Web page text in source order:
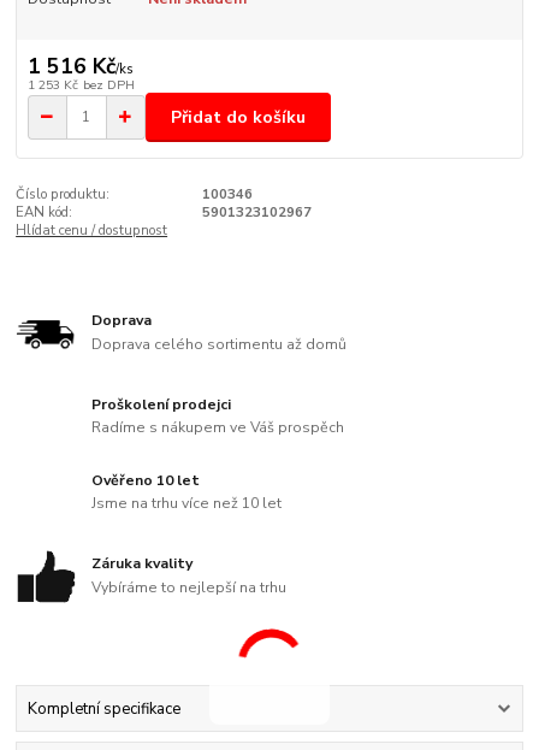
1 516 Kč/ks
1 253 Kč bez DPH
Přidat do košíku
Číslo produktu:
100346
EAN kód:
5901323102967
Hlídat cenu / dostupnost
Doprava
Doprava celého sortimentu až domů
Proškolení prodejci
Radíme s nákupem ve Váš prospěch
Ověřeno 10 let
Jsme na trhu více než 10 let
Záruka kvality
Vybíráme to nejlepší na trhu
Kompletní specifikace